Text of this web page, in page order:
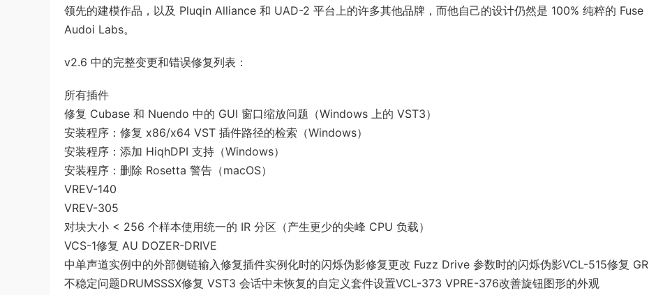
领先的建模作品，以及 Pluqin Alliance 和 UAD-2 平台上的许多其他品牌，而他自己的设计仍然是 100% 纯粹的 Fuse
Audoi Labs。
v2.6 中的完整变更和错误修复列表：
所有插件
修复 Cubase 和 Nuendo 中的 GUI 窗口缩放问题（Windows 上的 VST3）
安装程序：修复 x86/x64 VST 插件路径的检索（Windows）
安装程序：添加 HiqhDPI 支持（Windows）
安装程序：删除 Rosetta 警告（macOS）
VREV-140
VREV-305
对块大小 < 256 个样本使用统一的 IR 分区（产生更少的尖峰 CPU 负载）
VCS-1修复 AU DOZER-DRIVE
中单声道实例中的外部侧链输入修复插件实例化时的闪烁伪影修复更改 Fuzz Drive 参数时的闪烁伪影VCL-515修复 GR
不稳定问题DRUMSSSX修复 VST3 会话中未恢复的自定义套件设置VCL-373 VPRE-376改善旋钮图形的外观